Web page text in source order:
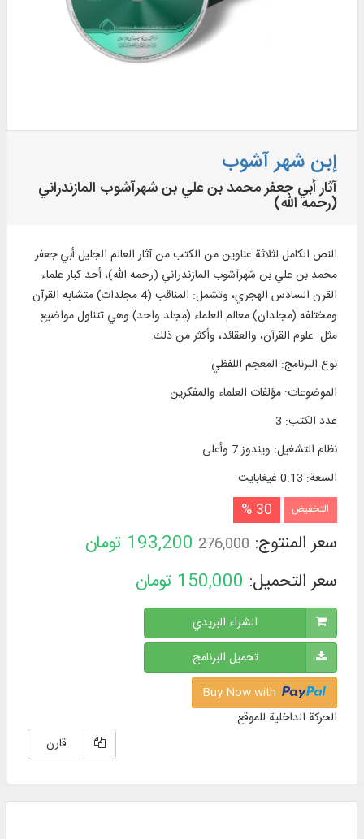
إبن شهر آشوب
آثار أبي جعفر محمد بن علي بن شهرآشوب المازندراني
(رحمه الله)
النص الكامل لثلاثة عناوين من الكتب من آثار العالم الجليل أبي جعفر
محمد بن علي بن شهرآشوب المازندراني (رحمه الله)، أحد كبار علماء
القرن السادس الهجري، وتشمل: المناقب (4 مجلدات) متشابه القرآن
ومختلفه (مجلدان) معالم العلماء (مجلد واحد) وهي تتناول مواضيع
مثل: علوم القرآن، والعقائد، وأكثر من ذلك.
نوع البرنامج: المعجم اللفظي
الموضوعات:مؤلفات العلماء والمفكرين
عدد الكتب:
3
نظام التشغیل: ويندوز 7 وأعلی
السعة: 0.13 غيغابايت
التخفيض 30 %
سعر المنتوج:276,000
193,200 تومان
سعر التحميل: 150,000 تومان
الشراء البريدي
تحميل البرنامج
الحركة الداخلية للموقع
قارن